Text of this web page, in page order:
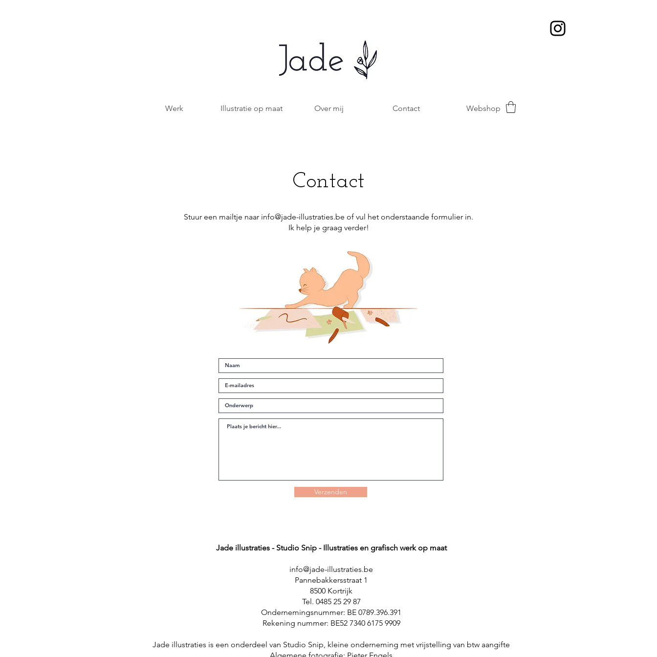
Werk Illustratie op maat Over mij Contact Webshop
Contact
Stuur een mailtje naar info@jade-illustraties.be of vul het onderstaande formulier in.
Ik help je graag verder!
Verzenden
Jade illustraties - Studio Snip - Illustraties en grafisch werk op maat
info@jade-illustraties.be
Pannebakkersstraat 1
8500 Kortrijk
Tel. 0485 25 29 87
Ondernemingsnummer: BE 0789.396.391
Rekening nummer: BE52 7340 6175 9909
Jade illustraties is een onderdeel van Studio Snip, kleine onderneming met vrijstelling van btw aangifte